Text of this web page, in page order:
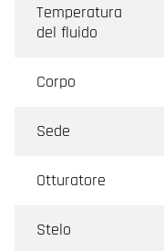
Temperatura
del fluido
Corpo
Sede
Otturatore
Stelo